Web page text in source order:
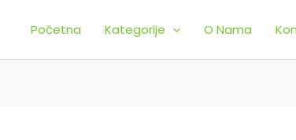
Početna Kategorije O Nama